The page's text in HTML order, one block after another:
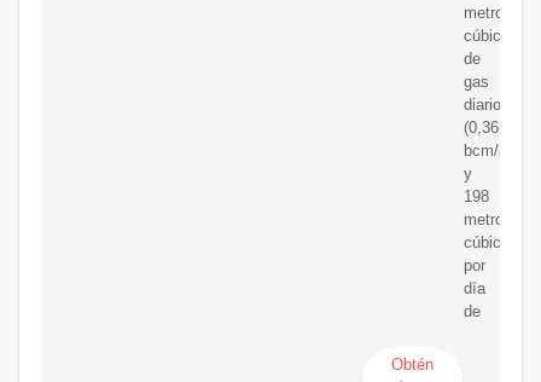
metros
cúbicos
de
gas
diarios
(0,365
bcm/año),
y
198
metros
cúbicos
por
día
de
Obtén